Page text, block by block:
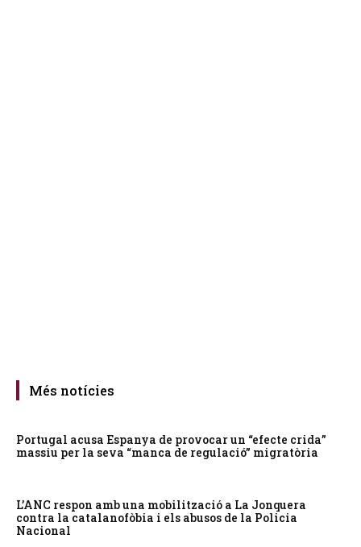
Més notícies
Portugal acusa Espanya de provocar un “efecte crida”
massiu per la seva “manca de regulació” migratòria
L’ANC respon amb una mobilització a La Jonquera
contra la catalanofòbia i els abusos de la Policia
Nacional